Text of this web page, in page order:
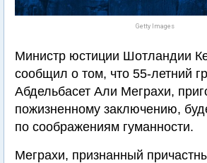
Getty Images
Министр юстиции Шотландии
сообщил о том, что 55-летний
Абдельбасет Али Меграхи,
пожизненному заключению,
по соображениям гуманности.
Меграхи, признанный